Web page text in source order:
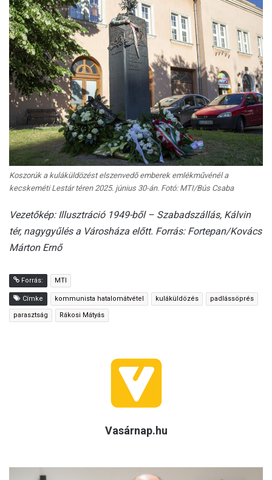
Koszorúk a kuláküldözést elszenvedõ emberek emlékművénél a
kecskeméti Lestár téren 2025. június 30-án. Fotó: MTI/Bús Csaba
Vezetőkép: Illusztráció 1949-ből – Szabadszállás, Kálvin
tér, nagygyűlés a Városháza előtt. Forrás: Fortepan/Kovács
Márton Ernő
Forrás: MTI
Címke kommunista hatalomátvétel kuláküldözés padlássöprés
parasztság Rákosi Mátyás
Vasárnap.hu